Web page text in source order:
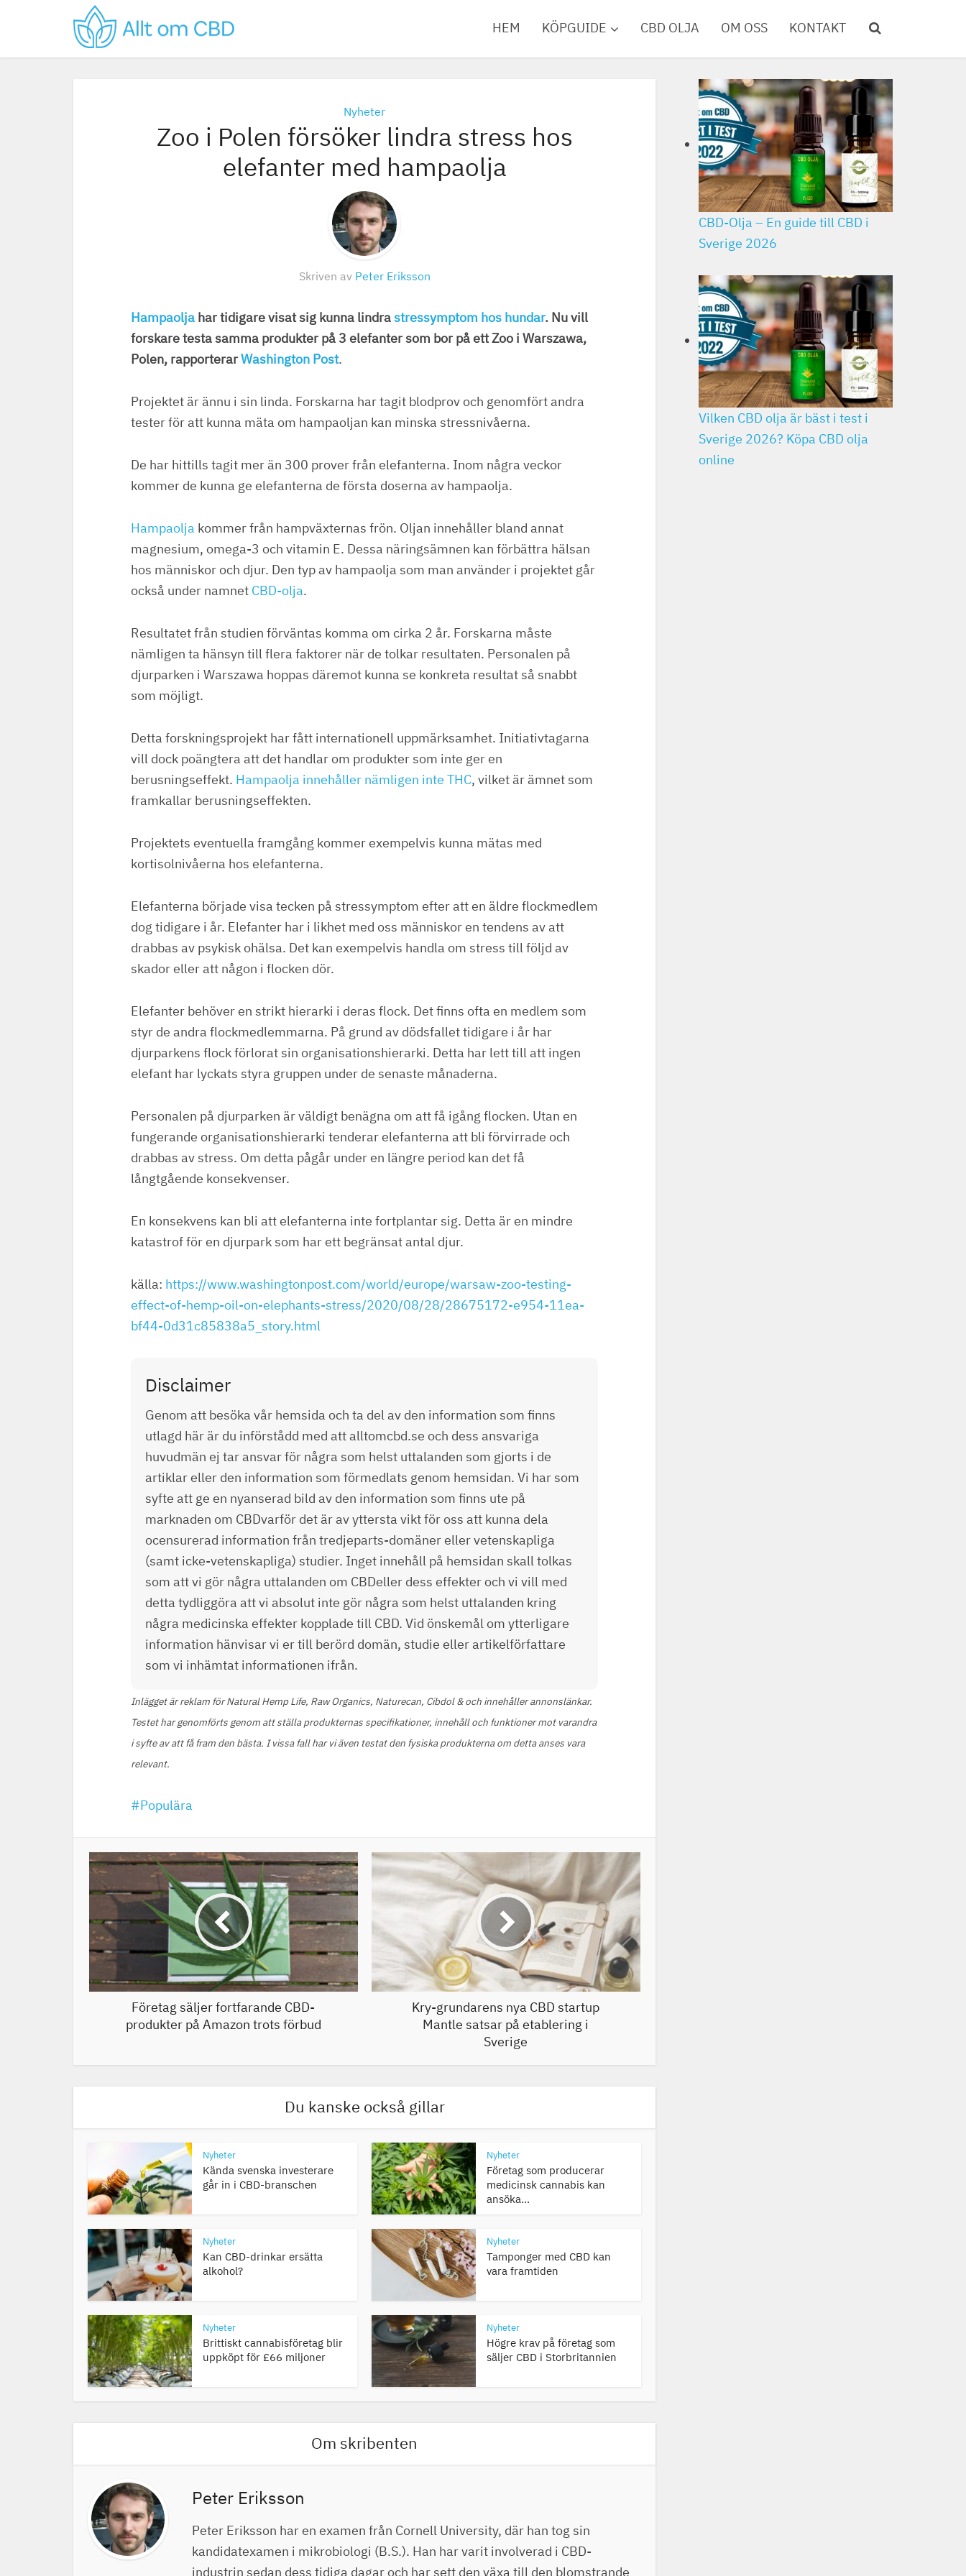
HEM KÖPGUIDE CBD OLJA OM OSS KONTAKT
Nyheter
Zoo i Polen försöker lindra stress hos
elefanter med hampaolja
Skriven av Peter Eriksson
Hampaolja har tidigare visat sig kunna lindrastressymptom hos hundar. Nu vill
forskare testa samma produkter på 3 elefanter som bor på ett Zoo i Warszawa,
Polen, rapporterarWashington Post.
Projektet är ännu i sin linda. Forskarna har tagit blodprov och genomfört andra
tester för att kunna mäta om hampaoljan kan minska stressnivåerna.
De har hittills tagit mer än 300 prover från elefanterna. Inom några veckor
kommer de kunna ge elefanterna de första doserna av hampaolja.
Hampaolja kommer från hampväxternas frön. Oljan innehåller bland annat
magnesium, omega-3 och vitamin E. Dessa näringsämnen kan förbättra hälsan
hos människor och djur. Den typ av hampaolja som man använder i projektet går
också under namnet CBD-olja.
Resultatet från studien förväntas komma om cirka 2 år. Forskarna måste
nämligen ta hänsyn till flera faktorer när de tolkar resultaten. Personalen på
djurparken i Warszawa hoppas däremot kunna se konkreta resultat så snabbt
som möjligt.
Detta forskningsprojekt har fått internationell uppmärksamhet. Initiativtagarna
vill dock poängtera att det handlar om produkter som inte ger en
berusningseffekt. Hampaolja innehåller nämligen inte THC, vilket är ämnet som
framkallar berusningseffekten.
Projektets eventuella framgång kommer exempelvis kunna mätas med
kortisolnivåerna hos elefanterna.
Elefanterna började visa tecken på stressymptom efter att en äldre flockmedlem
dog tidigare i år. Elefanter har i likhet med oss människor en tendens av att
drabbas av psykisk ohälsa. Det kan exempelvis handla om stress till följd av
skador eller att någon i flocken dör.
Elefanter behöver en strikt hierarki i deras flock. Det finns ofta en medlem som
styr de andra flockmedlemmarna. På grund av dödsfallet tidigare i år har
djurparkens flock förlorat sin organisationshierarki. Detta har lett till att ingen
elefant har lyckats styra gruppen under de senaste månaderna.
Personalen på djurparken är väldigt benägna om att få igång flocken. Utan en
fungerande organisationshierarki tenderar elefanterna att bli förvirrade och
drabbas av stress. Om detta pågår under en längre period kan det få
långtgående konsekvenser.
En konsekvens kan bli att elefanterna inte fortplantar sig. Detta är en mindre
katastrof för en djurpark som har ett begränsat antal djur.
källa: https://www.washingtonpost.com/world/europe/warsaw-zoo-testing-
effect-of-hemp-oil-on-elephants-stress/2020/08/28/28675172-e954-11ea-
bf44-0d31c85838a5_story.html
Disclaimer
Genom att besöka vår hemsida och ta del av den information som finns
utlagd här är du införstådd med att alltomcbd.se och dess ansvariga
huvudmän ej tar ansvar för några som helst uttalanden som gjorts i de
artiklar eller den information som förmedlats genom hemsidan. Vi har som
syfte att ge en nyanserad bild av den information som finns ute på
marknaden om CBDvarför det är av yttersta vikt för oss att kunna dela
ocensurerad information från tredjeparts-domäner eller vetenskapliga
(samt icke-vetenskapliga) studier. Inget innehåll på hemsidan skall tolkas
som att vi gör några uttalanden om CBDeller dess effekter och vi vill med
detta tydliggöra att vi absolut inte gör några som helst uttalanden kring
några medicinska effekter kopplade till CBD. Vid önskemål om ytterligare
information hänvisar vi er till berörd domän, studie eller artikelförfattare
som vi inhämtat informationen ifrån.
Inlägget är reklam för Natural Hemp Life, Raw Organics, Naturecan, Cibdol & och innehåller annonslänkar.
Testet har genomförts genom att ställa produkternas specifikationer, innehåll och funktioner mot varandra
i syfte av att få fram den bästa. I vissa fall har vi även testat den fysiska produkterna om detta anses vara
relevant.
Populära
Företag säljer fortfarande CBD-
produkter på Amazon trots förbud
Kry-grundarens nya CBD startup
Mantle satsar på etablering i
Sverige
Du kanske också gillar
Nyheter
Kända svenska investerare
går in i CBD-branschen
Nyheter
Företag som producerar
medicinsk cannabis kan
ansöka...
Nyheter
Kan CBD-drinkar ersätta
alkohol?
Nyheter
Tamponger med CBD kan
vara framtiden
Nyheter
Brittiskt cannabisföretag blir
uppköpt för £66 miljoner
Nyheter
Högre krav på företag som
säljer CBD i Storbritannien
Om skribenten
Peter Eriksson
Peter Eriksson har en examen från Cornell University, där han tog sin
kandidatexamen i mikrobiologi (B.S.). Han har varit involverad i CBD-
industrin sedan dess tidiga dagar och har sett den växa till den blomstrande
CBD-Olja – En guide till CBD i
Sverige 2026
Vilken CBD olja är bäst i test i
Sverige 2026? Köpa CBD olja
online